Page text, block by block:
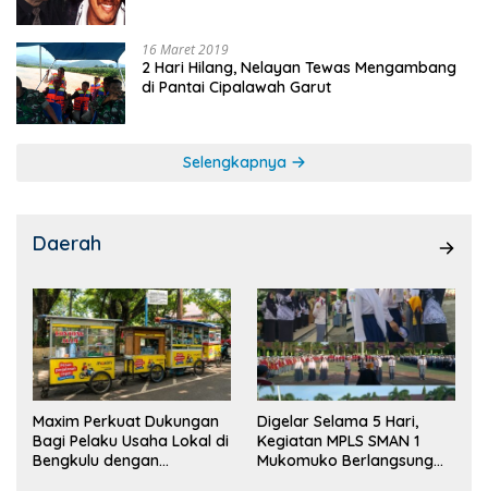
16 Maret 2019
2 Hari Hilang, Nelayan Tewas Mengambang
di Pantai Cipalawah Garut
Selengkapnya
Daerah
Maxim Perkuat Dukungan
Bagi Pelaku Usaha Lokal di
Bengkulu dengan
Digelar Selama 5 Hari,
Kegiatan MPLS SMAN 1
Mukomuko Berlangsung